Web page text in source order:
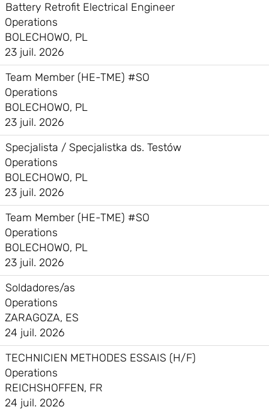
Battery Retrofit Electrical Engineer
Operations
BOLECHOWO, PL
23 juil. 2026
Team Member (HE-TME) #SO
Operations
BOLECHOWO, PL
23 juil. 2026
Specjalista / Specjalistka ds. Testów
Operations
BOLECHOWO, PL
23 juil. 2026
Team Member (HE-TME) #SO
Operations
BOLECHOWO, PL
23 juil. 2026
Soldadores/as
Operations
ZARAGOZA, ES
24 juil. 2026
TECHNICIEN METHODES ESSAIS (H/F)
Operations
REICHSHOFFEN, FR
24 juil. 2026